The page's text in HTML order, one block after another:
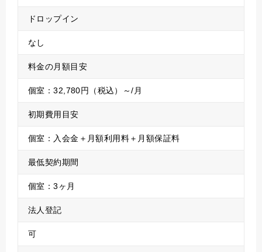
ドロップイン
なし
料金の月額目安
個室：32,780円（税込）～/月
初期費用目安
個室：入会金＋月額利用料＋月額保証料
最低契約期間
個室：3ヶ月
法人登記
可